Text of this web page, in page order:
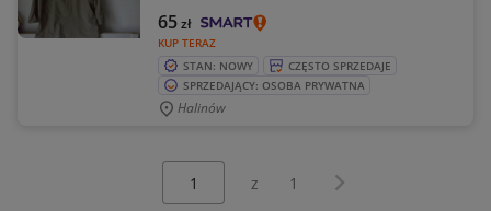
KUP TERAZ
65zł
STAN: NOWY
CZĘSTO SPRZEDAJE
SPRZEDAJĄCY: OSOBA PRYWATNA
Halinów
z 1 Następna strona